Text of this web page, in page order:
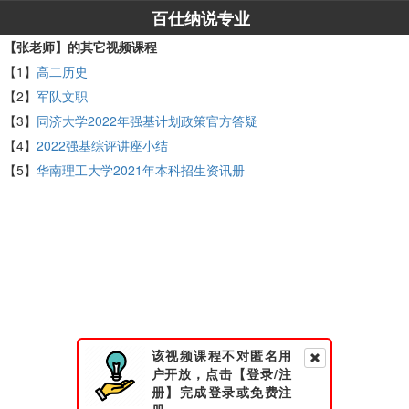
百仕纳说专业
【张老师】的其它视频课程
【1】 高二历史
【2】 军队文职
【3】 同济大学2022年强基计划政策官方答疑
【4】 2022强基综评讲座小结
【5】 华南理工大学2021年本科招生资讯册
该视频课程不对匿名用
户开放，点击【登录/注
册】完成登录或免费注